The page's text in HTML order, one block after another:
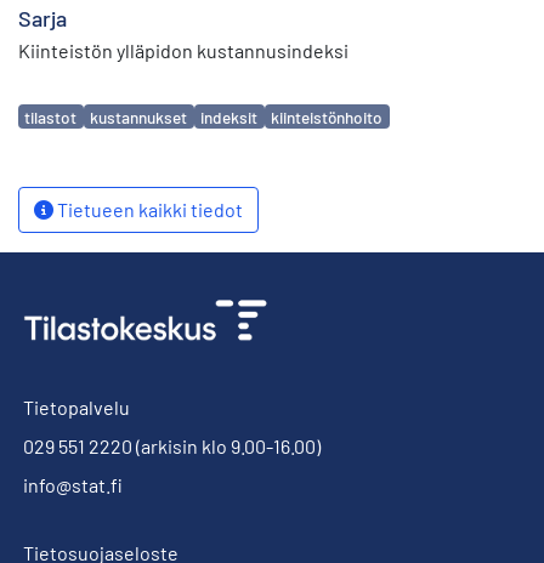
Sarja
Kiinteistön ylläpidon kustannusindeksi
Avainsanat
tilastot kustannukset indeksit kiinteistönhoito
Tietueen kaikki tiedot
Tietopalvelu
029 551 2220 (arkisin klo 9.00-16.00)
info@stat.fi
Tietosuojaseloste